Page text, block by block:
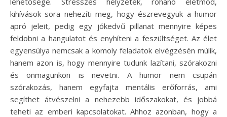
kihívások sora nehezíti meg, hogy észrevegyük a humor
apró jeleit, pedig egy jókedvű pillanat mennyire képes
feldobni a hangulatot és enyhíteni a feszültséget. Az élet
egyensúlya nemcsak a komoly feladatok elvégzésén múlik,
hanem azon is, hogy mennyire tudunk lazítani, szórakozni
és önmagunkon is nevetni. A humor nem csupán
szórakozás, hanem egyfajta mentális erőforrás, ami
segíthet átvészelni a nehezebb időszakokat, és jobbá
teheti az emberi kapcsolatokat. Ahhoz azonban, hogy a